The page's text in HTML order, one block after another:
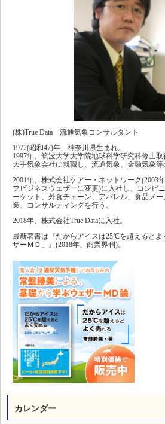
(株)True Data 流通気象コンサルタント
1972(昭和47)年、神奈川県生まれ。
1997年、筑波大学大学院地球科学研究科修士取
大手気象会社に就職し、流通気象、金融気象等
2001年、株式会社ケアー・ネットワーク(2003
フビジネスウェザーに変更)に入社し、コンビ
ーケット、外食チェーン、アパレル、食品メ
業、コンサルティングを行う。
2018年、株式会社True Dataに入社。
最新著書は『だからアイスは25℃を超えるとよ
ザーＭＤ」』(2018年、商業界刊)。
カレンダー